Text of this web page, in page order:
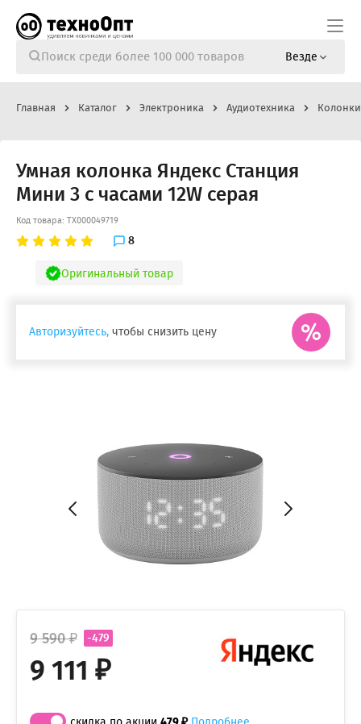
Везде
Главная Каталог Электроника Аудиотехника Колонки
Умная колонка Яндекс Станция
Мини 3 с часами 12W серая
Код товара: ТХ000049719
8
Оригинальный товар
Авторизуйтесь, чтобы снизить цену
-479
9 590 ₽
9 111 ₽